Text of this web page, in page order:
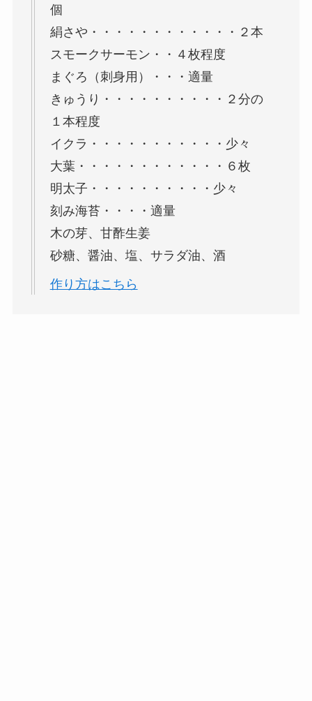
個
絹さや・・・・・・・・・・・・２本
スモークサーモン・・４枚程度
まぐろ（刺身用）・・・適量
きゅうり・・・・・・・・・・２分の
１本程度
イクラ・・・・・・・・・・・少々
大葉・・・・・・・・・・・・６枚
明太子・・・・・・・・・・少々
刻み海苔・・・・適量
木の芽、甘酢生姜
砂糖、醤油、塩、サラダ油、酒
作り方はこちら